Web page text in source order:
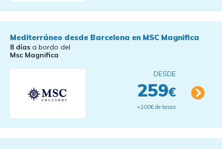
Mediterráneo desde Barcelona en MSC Magnifica
8 días a bordo del
Msc Magnifica
DESDE
259€
+200€ de tasas